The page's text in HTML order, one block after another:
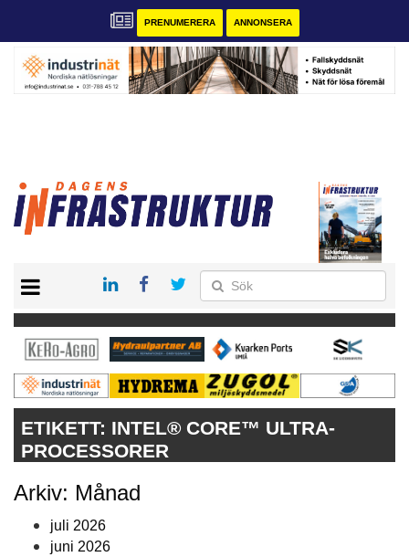
PRENUMERERA ANNONSERA
KONTAKT
VÅRA ANDRA MAGASIN
PRENUMERERA
ANNONSERA
ETIKETT: INTEL® CORE™ ULTRA-
PROCESSORER
Arkiv: Månad
juli 2026
juni 2026